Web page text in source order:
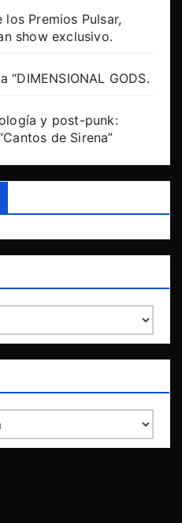
los Premios Pulsar,
show exclusivo.
“DIMENSIONAL GODS.
y post-punk:
de Sirena”